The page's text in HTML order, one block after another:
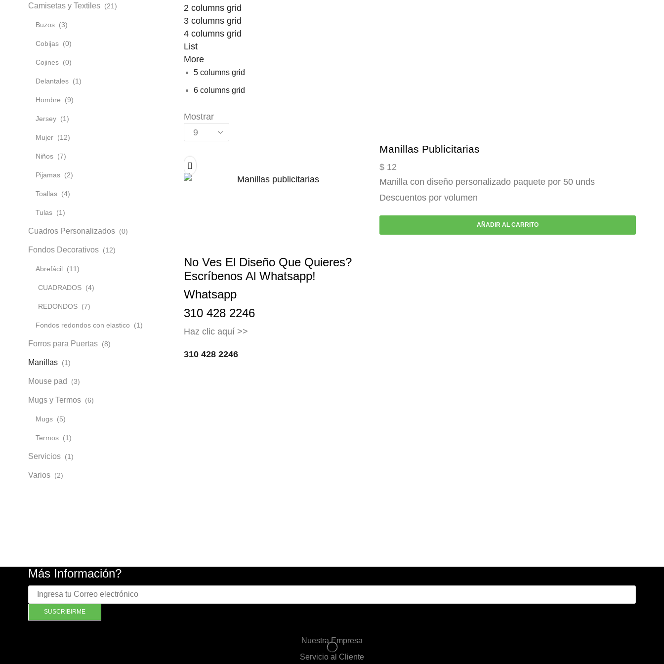
2 columns grid
3 columns grid
4 columns grid
List
More
5 columns grid
6 columns grid
Mostrar
Manillas Publicitarias
$ 12
Manilla con diseño personalizado paquete por 50 unds
Descuentos por volumen
AÑADIR AL CARRITO
No Ves El Diseño Que Quieres?
Escríbenos Al Whatsapp!
Whatsapp
310 428 2246
Haz clic aquí >>
310 428 2246
Camisetas y Textiles (21)
Buzos (3)
Cobijas (0)
Cojines (0)
Delantales (1)
Hombre (9)
Jersey (1)
Mujer (12)
Niños (7)
Pijamas (2)
Toallas (4)
Tulas (1)
Cuadros Personalizados (0)
Fondos Decorativos (12)
Abrefácil (11)
CUADRADOS (4)
REDONDOS (7)
Fondos redondos con elastico (1)
Forros para Puertas (8)
Manillas (1)
Mouse pad (3)
Mugs y Termos (6)
Mugs (5)
Termos (1)
Servicios (1)
Varios (2)
Más Información?
Nuestra Empresa
Servicio al Cliente